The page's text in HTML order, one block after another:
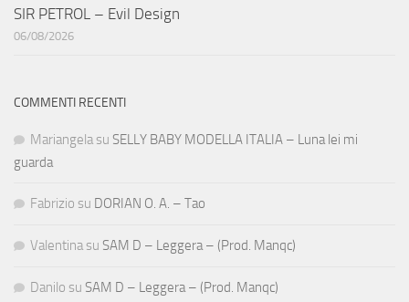
SIR PETROL – Evil Design
06/08/2026
COMMENTI RECENTI
Mariangela su SELLY BABY MODELLA ITALIA – Luna lei mi
guarda
Fabrizio su DORIAN O. A. – Tao
Valentina su SAM D – Leggera – (Prod. Manqc)
Danilo su SAM D – Leggera – (Prod. Manqc)